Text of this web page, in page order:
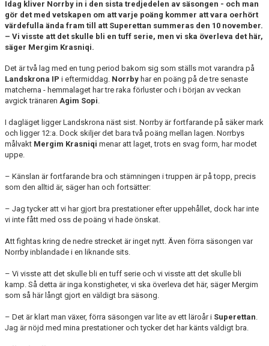
TABELL ETTAN SÖDRA 2025
Idag kliver Norrby in i den sista tredjedelen av säsongen - och man
gör det med vetskapen om att varje poäng kommer att vara oerhört
värdefulla ända fram till att Superettan summeras den 10 november.
– Vi visste att det skulle bli en tuff serie, men vi ska överleva det här,
säger Mergim Krasniqi.
Det är två lag med en tung period bakom sig som ställs mot varandra på
Landskrona IP i eftermiddag. Norrby har en poäng på de tre senaste
matcherna - hemmalaget har tre raka förluster och i början av veckan
avgick tränaren Agim Sopi
I dagläget ligger Landskrona näst sist. Norrby är fortfarande på säker mark
och ligger 12:a. Dock skiljer det bara två poäng mellan lagen. Norrbys
målvakt Mergim Krasniqi menar att laget, trots en svag form, har modet
uppe.
– Känslan är fortfarande bra och stämningen i truppen är på topp, precis
som den alltid är, säger han och fortsätter:
– Jag tycker att vi har gjort bra prestationer efter uppehållet, dock har inte
vi inte fått med oss de poäng vi hade önskat.
Att fightas kring de nedre strecket är inget nytt. Även förra säsongen var
Norrby inblandade i en liknande sits.
– Vi visste att det skulle bli en tuff serie och vi visste att det skulle bli
kamp. Så detta är inga konstigheter, vi ska överleva det här, säger Mergim
som så här långt gjort en väldigt bra säsong.
– Det är klart man växer, förra säsongen var lite av ett läroår i Superettan
Jag är nöjd med mina prestationer och tycker det har känts väldigt bra.